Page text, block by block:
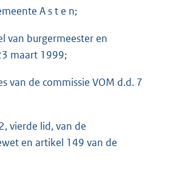
A s t e n;
van burgermeester en
maart 1999;
van de commissie VOM d.d. 7
vierde lid, van de
en artikel 149 van de